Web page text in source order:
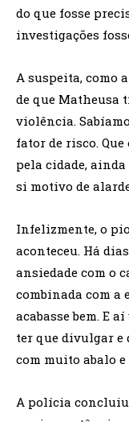
do que fosse
investigações
A suspeita, como
de que Matheusa
violência.
fator de risco.
pela cidade,
si motivo de
Infelizmente, o
aconteceu. Há
ansiedade com o
combinada com a
acabasse bem. E
ter que divulgar e
com muito abalo
A polícia